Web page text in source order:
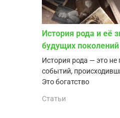
История рода и её
будущих поколений
История рода — это не
событий,
Это богатство
Статьи